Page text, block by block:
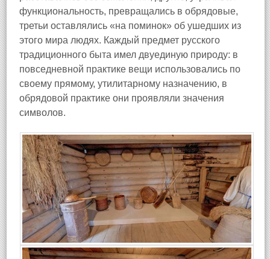
функциональность, превращались в обрядовые,
третьи оставлялись «на поминок» об ушедших из
этого мира людях. Каждый предмет русского
традиционного быта имел двуединую природу: в
повседневной практике вещи использовались по
своему прямому, утилитарному назначению, в
обрядовой практике они проявляли значения
символов.